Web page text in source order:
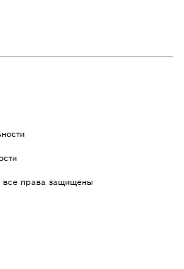
права защищены